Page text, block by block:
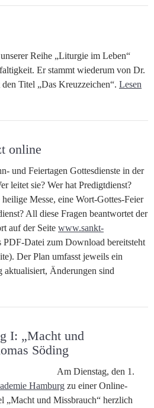
Reihe „Liturgie im Leben“
Er stammt wiederum von Dr.
Titel „Das Kreuzzeichen“. Lesen
online
und Feiertagen Gottesdienste in der
leitet sie? Wer hat Predigtdienst?
Messe, eine Wort-Gottes-Feier
All diese Fragen beantwortet der
auf der Seite www.sankt-
PDF-Datei zum Download bereitsteht
Der Plan umfasst jeweils ein
Änderungen sind
I: „Macht und
Söding
Am Dienstag, den 1.
Hamburg zu einer Online-
„Macht und Missbrauch“ herzlich